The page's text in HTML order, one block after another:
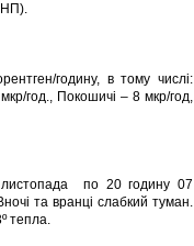
годину, в тому числі:
год., Покошичі – 8 мкр/год,
листопада по 20 годину 07
та вранці слабкий туман.
тепла.